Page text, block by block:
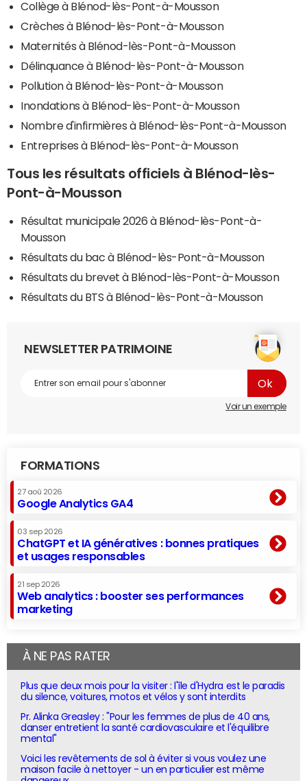
Collège à Blénod-lès-Pont-à-Mousson
Crèches à Blénod-lès-Pont-à-Mousson
Maternités à Blénod-lès-Pont-à-Mousson
Délinquance à Blénod-lès-Pont-à-Mousson
Pollution à Blénod-lès-Pont-à-Mousson
Inondations à Blénod-lès-Pont-à-Mousson
Nombre d'infirmières à Blénod-lès-Pont-à-Mousson
Entreprises à Blénod-lès-Pont-à-Mousson
Tous les résultats officiels à Blénod-lès-
Pont-à-Mousson
Résultat municipale 2026 à Blénod-lès-Pont-à-
Mousson
Résultats du bac à Blénod-lès-Pont-à-Mousson
Résultats du brevet à Blénod-lès-Pont-à-Mousson
Résultats du BTS à Blénod-lès-Pont-à-Mousson
NEWSLETTER PATRIMOINE
Voir un exemple
FORMATIONS
27 aoû 2026
Google Analytics GA4
03 sep 2026
ChatGPT et IA génératives : bonnes pratiques
et usages responsables
21 sep 2026
Web analytics : booster ses performances
marketing
À NE PAS RATER
Plus que deux mois pour la visiter : l'île d'Hydra est le paradis
du silence, voitures, motos et vélos y sont interdits
Pr. Alinka Greasley : "Pour les femmes de plus de 40 ans,
danser entretient la santé cardiovasculaire et l'équilibre
mental"
Voici les revêtements de sol à éviter si vous voulez une
maison facile à nettoyer - un en particulier est même